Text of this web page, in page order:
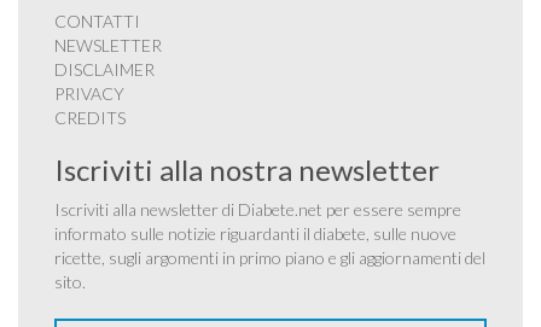
CONTATTI
NEWSLETTER
DISCLAIMER
PRIVACY
CREDITS
Iscriviti alla nostra newsletter
Iscriviti alla newsletter di Diabete.net per essere sempre
informato sulle notizie riguardanti il diabete, sulle nuove
ricette, sugli argomenti in primo piano e gli aggiornamenti del
sito.